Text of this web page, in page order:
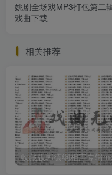
姚剧全场戏MP3打包第二
戏曲下载
相关推荐